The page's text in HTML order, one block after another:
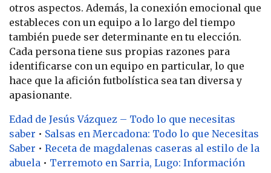
otros aspectos. Además, la conexión emocional que
estableces con un equipo a lo largo del tiempo
también puede ser determinante en tu elección.
Cada persona tiene sus propias razones para
identificarse con un equipo en particular, lo que
hace que la afición futbolística sea tan diversa y
apasionante.
Edad de Jesús Vázquez – Todo lo que necesitas
saber • Salsas en Mercadona: Todo lo que Necesitas
Saber • Receta de magdalenas caseras al estilo de la
abuela • Terremoto en Sarria, Lugo: Información